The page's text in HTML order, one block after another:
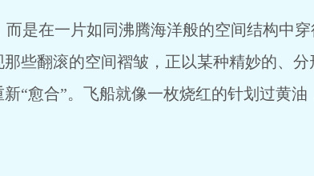
是在一片如同沸腾海洋般的空间结构中
些翻滚的空间褶皱，正以某种精妙的、分
“愈合”。飞船就像一枚烧红的针划过黄